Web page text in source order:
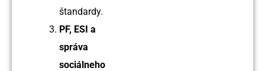
štandardy.
PF, ESI a
správa
sociálneho